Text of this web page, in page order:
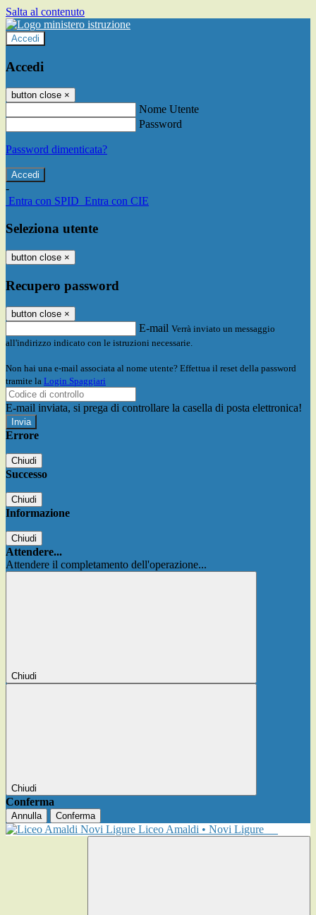
Salta al contenuto
Accedi
Accedi
button close ×
Nome Utente
Password
Password dimenticata?
-
Entra con SPID Entra con CIE
Seleziona utente
button close ×
Recupero password
button close ×
E-mail Verrà inviato un messaggio
all'indirizzo indicato con le istruzioni necessarie.
Non hai una e-mail associata al nome utente? Effettua il reset della password
tramite la Login Spaggiari
E-mail inviata, si prega di controllare la casella di posta elettronica!
Errore
Chiudi
Successo
Chiudi
Informazione
Chiudi
Attendere...
Attendere il completamento dell'operazione...
Chiudi
Chiudi
Conferma
Annulla Conferma
Liceo Amaldi • Novi Ligure